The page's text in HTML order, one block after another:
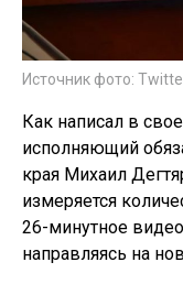
Источник фото:
Как написал в
исполняющий
края Михаил
измеряется
26-минутное
направляясь на